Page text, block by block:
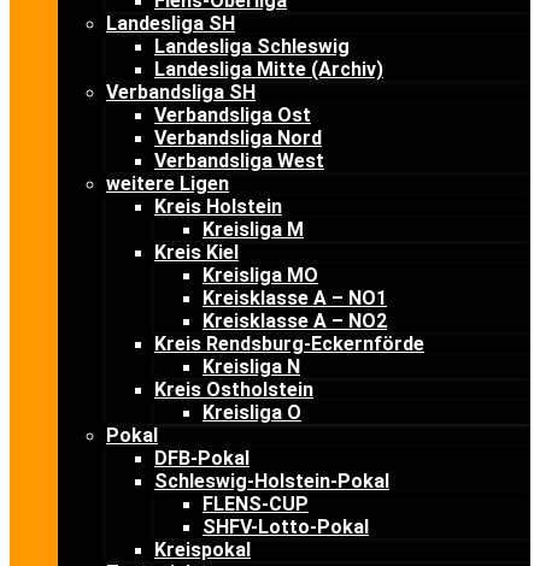
Landesliga SH
Landesliga Schleswig
Landesliga Mitte (Archiv)
Verbandsliga SH
Verbandsliga Ost
Verbandsliga Nord
Verbandsliga West
weitere Ligen
Kreis Holstein
Kreisliga M
Kreis Kiel
Kreisliga MO
Kreisklasse A – NO1
Kreisklasse A – NO2
Kreis Rendsburg-Eckernförde
Kreisliga N
Kreis Ostholstein
Kreisliga O
Pokal
DFB-Pokal
Schleswig-Holstein-Pokal
FLENS-CUP
SHFV-Lotto-Pokal
Kreispokal